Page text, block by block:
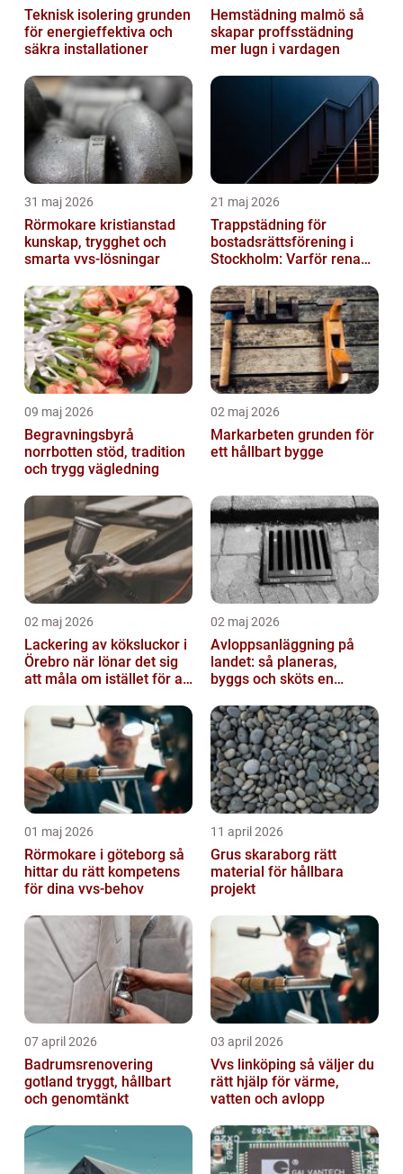
Teknisk isolering grunden
för energieffektiva och
säkra installationer
Hemstädning malmö så
skapar proffsstädning
mer lugn i vardagen
31 maj 2026
Rörmokare kristianstad
kunskap, trygghet och
smarta vvs-lösningar
21 maj 2026
Trappstädning för
bostadsrättsförening i
Stockholm: Varför rena
skillnad än du t...
09 maj 2026
Begravningsbyrå
norrbotten stöd, tradition
och trygg vägledning
02 maj 2026
Markarbeten grunden för
ett hållbart bygge
02 maj 2026
Lackering av köksluckor i
Örebro när lönar det sig
att måla om istället för att
02 maj 2026
Avloppsanläggning på
landet: så planeras,
byggs och sköts en
01 maj 2026
Rörmokare i göteborg så
hittar du rätt kompetens
för dina vvs-behov
11 april 2026
Grus skaraborg rätt
material för hållbara
projekt
07 april 2026
Badrumsrenovering
gotland tryggt, hållbart
och genomtänkt
03 april 2026
Vvs linköping så väljer du
rätt hjälp för värme,
vatten och avlopp